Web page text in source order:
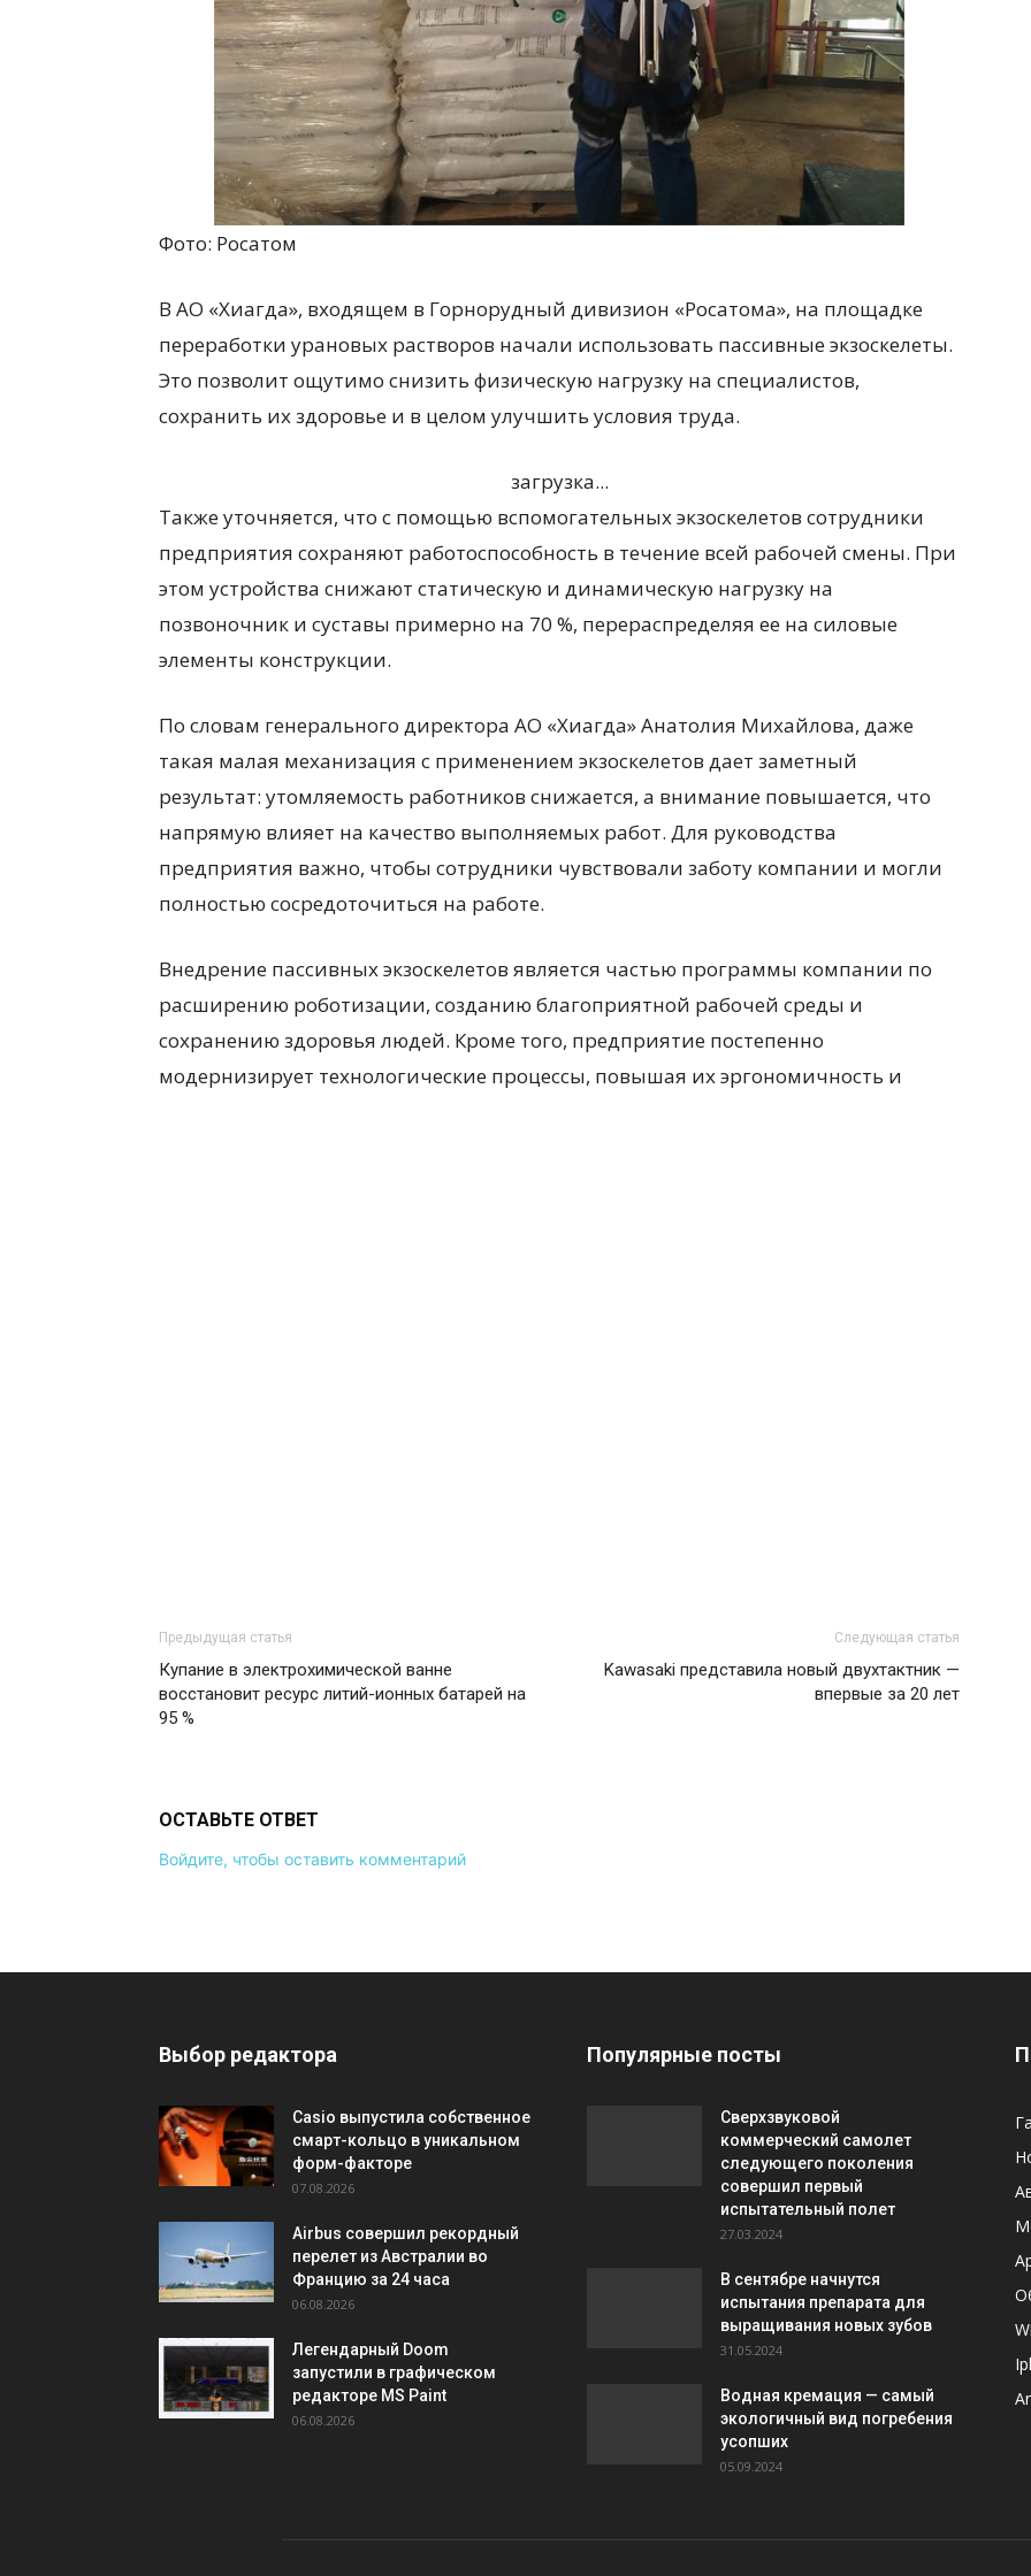
Фото: Росатом
В АО «Хиагда», входящем в Горнорудный дивизион «Росатома», на площадке
переработки урановых растворов начали использовать пассивные экзоскелеты.
Это позволит ощутимо снизить физическую нагрузку на специалистов,
сохранить их здоровье и в целом улучшить условия труда.
загрузка...
Также уточняется, что с помощью вспомогательных экзоскелетов сотрудники
предприятия сохраняют работоспособность в течение всей рабочей смены. При
этом устройства снижают статическую и динамическую нагрузку на
позвоночник и суставы примерно на 70 %, перераспределяя ее на силовые
элементы конструкции.
По словам генерального директора АО «Хиагда» Анатолия Михайлова, даже
такая малая механизация с применением экзоскелетов дает заметный
результат: утомляемость работников снижается, а внимание повышается, что
напрямую влияет на качество выполняемых работ. Для руководства
предприятия важно, чтобы сотрудники чувствовали заботу компании и могли
полностью сосредоточиться на работе.
Внедрение пассивных экзоскелетов является частью программы компании по
расширению роботизации, созданию благоприятной рабочей среды и
сохранению здоровья людей. Кроме того, предприятие постепенно
модернизирует технологические процессы, повышая их эргономичность и
Предыдущая статья
Купание в электрохимической ванне
восстановит ресурс литий-ионных батарей на
95 %
Следующая статья
Kawasaki представила новый двухтактник —
впервые за 20 лет
ОСТАВЬТЕ ОТВЕТ
Войдите, чтобы оставить комментарий
Выбор редактора
Casio выпустила собственное
смарт-кольцо в уникальном
форм-факторе
07.08.2026
Airbus совершил рекордный
перелет из Австралии во
Францию за 24 часа
06.08.2026
Легендарный Doom
запустили в графическом
редакторе MS Paint
06.08.2026
Популярные посты
Сверхзвуковой
коммерческий самолет
следующего поколения
совершил первый
испытательный полет
27.03.2024
В сентябре начнутся
испытания препарата для
выращивания новых зубов
31.05.2024
Водная кремация — самый
экологичный вид погребения
усопших
05.09.2024